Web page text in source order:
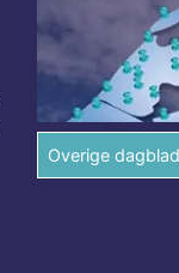
Overige